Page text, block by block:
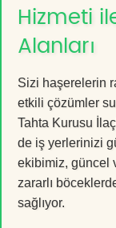
Hizmeti
Alanları
Sizi haşerelerin
etkili çözümler
Tahta Kurusu
de iş yerlerinizi
ekibimiz, güncel
zararlı
sağlıyor.